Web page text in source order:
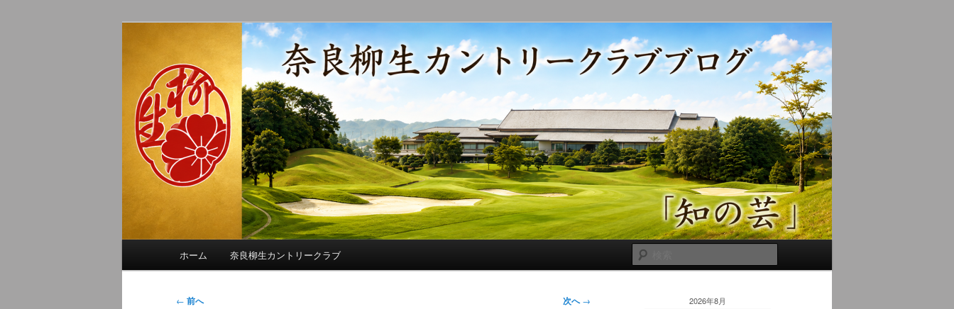
奈良柳生カントリークラブ総支配人ブログ
季節の話題、クラブの出来事、コースの改修・更新作業、ゴルフに関する随筆、喜怒哀楽などを気まぐ
れに発信します。
索
ホーム 奈良柳生カントリークラブ
投
← 前へ 次へ→ 2026年8月